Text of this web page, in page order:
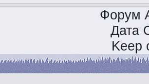
Форум
Дата
Keep